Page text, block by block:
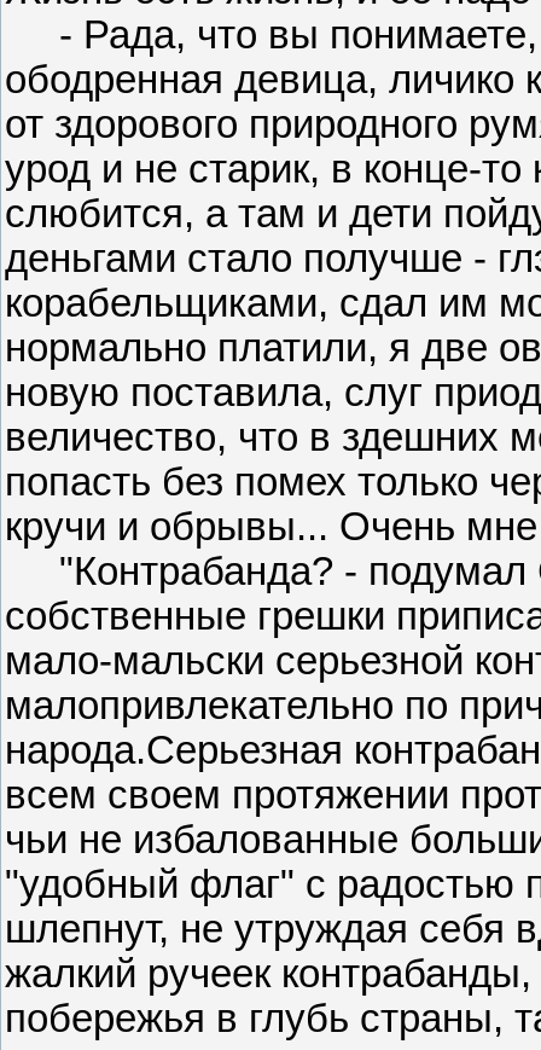
- Рада, что вы понимаете,
ободренная девица, личико
от здорового природного
урод и не старик, в конце-то
слюбится, а там и дети
деньгами стало получше -
корабельщиками, сдал им
нормально платили, я две
новую поставила, слуг
величество, что в здешних
попасть без помех только
кручи и обрывы... Очень
"Контрабанда? - подумал
собственные грешки
мало-мальски серьезной
малопривлекательно по
народа.Серьезная
всем своем протяжении
чьи не избалованные
"удобный флаг" с радостью
шлепнут, не утруждая себя
жалкий ручеек контрабанды,
побережья в глубь страны,